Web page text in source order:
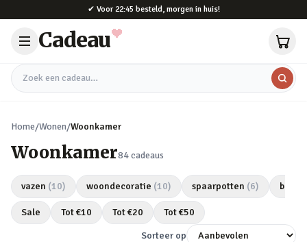
✔ Voor 22:45 besteld, morgen in huis!
Cadeau
Zoek een cadeau
Home/Wonen/Woonkamer
Woonkamer84cadeaus
vazen (10) woondecoratie (10) spaarpotten (6)
Sale Tot €10 Tot €20 Tot €50
Sorteer op